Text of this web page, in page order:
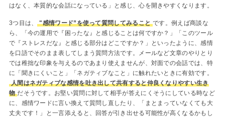
はなく、本質的な会話になっている」と感じ、心を開きやすくなります。
3つ目は、 "感情ワード”を使って質問してみること です。例えば商談な
ら、「今の運用で『困ったな』と感じることは何ですか？」「このツール
で『ストレスだな』と感じる部分はどこですか？」といったように、感情
を口語でそのまま表してしまう質問方法です。メールなど文章のやりとり
では稚拙な印象を与えるのであまり使えませんが、対面での会話では、特
に「聞きにくいこと」「ネガティブなこと」に触れたいときに有効です。
人間はネガティブな感情を吐き出して共有すると仲良くなりやすい生き
物 だそうです。お堅い質問に対して相手が答えにくそうにしている時など
に、感情ワードに言い換えて質問し直したり、「まとまっていなくても大
丈夫です！」と一言添えると、回答が引き出せる可能性が高くなるかもし